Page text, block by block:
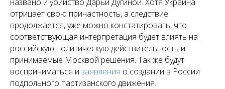
отрицает свою причастность, а следствие
продолжается, уже можно констатировать, что
соответствующая интерпретация будет влиять на
российскую политическую действительность и
принимаемые Москвой решения. Так же будут
восприниматься и заявления о создании в России
подпольного партизанского движения.